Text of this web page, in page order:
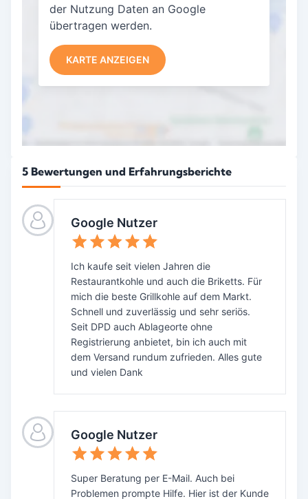
der Nutzung Daten an Google
übertragen werden.
KARTE ANZEIGEN
5 Bewertungen und Erfahrungsberichte
Google Nutzer
Ich kaufe seit vielen Jahren die
Restaurantkohle und auch die Briketts. Für
mich die beste Grillkohle auf dem Markt.
Schnell und zuverlässig und sehr seriös.
Seit DPD auch Ablageorte ohne
Registrierung anbietet, bin ich auch mit
dem Versand rundum zufrieden. Alles gute
und vielen Dank
Google Nutzer
Super Beratung per E-Mail. Auch bei
Problemen prompte Hilfe. Hier ist der Kunde